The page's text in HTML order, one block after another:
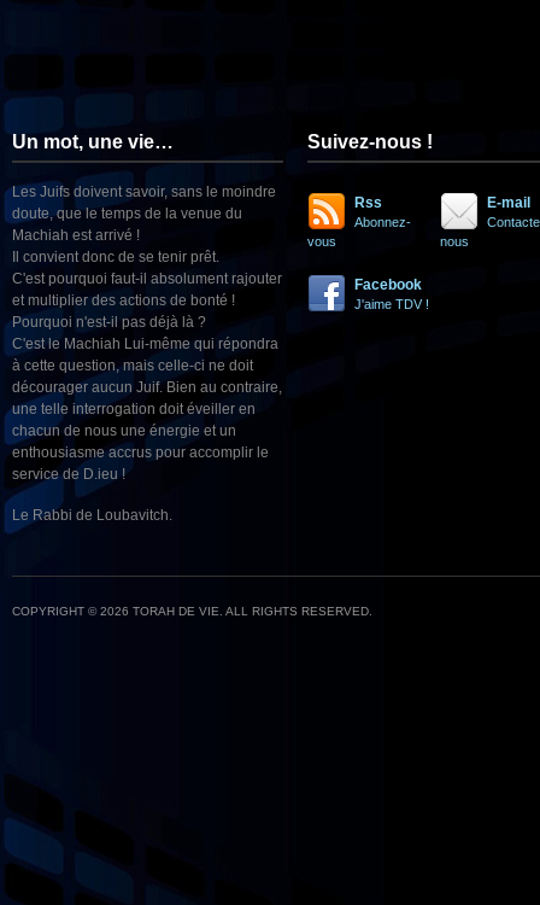
Un mot, une vie…
Les Juifs doivent savoir, sans le moindre
doute, que le temps de la venue du
Machiah est arrivé !
Il convient donc de se tenir prêt.
C'est pourquoi faut-il absolument rajouter
et multiplier des actions de bonté !
Pourquoi n'est-il pas déjà là ?
C'est le Machiah Lui-même qui répondra
à cette question, mais celle-ci ne doit
décourager aucun Juif. Bien au contraire,
une telle interrogation doit éveiller en
chacun de nous une énergie et un
enthousiasme accrus pour accomplir le
service de D.ieu !
Le Rabbi de Loubavitch.
Suivez-nous !
Rss
Abonnez-
vous
E-mail
nous
Facebook
J'aime TDV !
COPYRIGHT © 2026 TORAH DE VIE. ALL RIGHTS RESERVED.